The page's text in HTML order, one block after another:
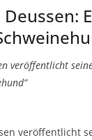
veröffentlicht
veröffentlicht